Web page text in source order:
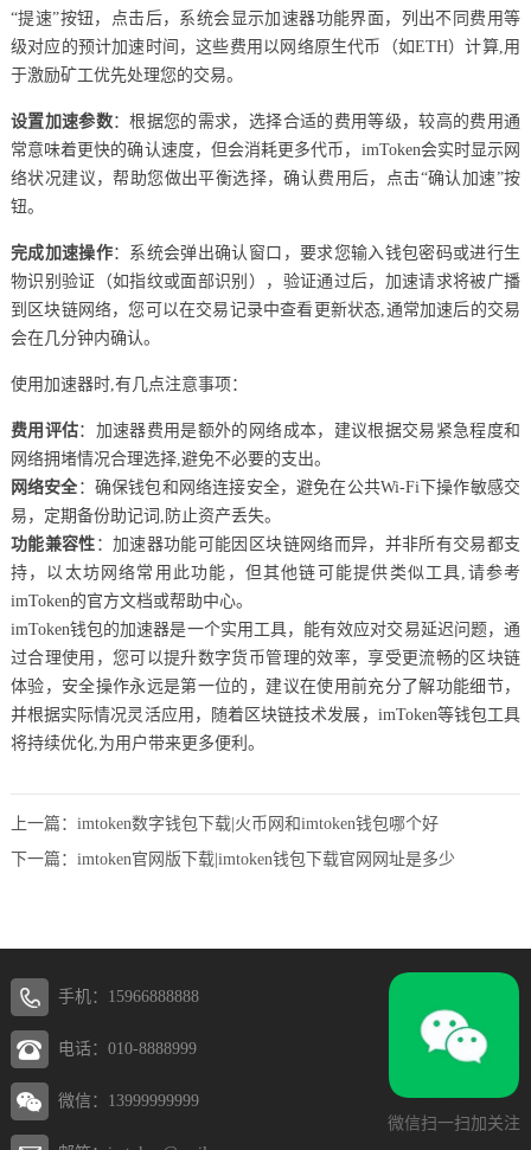
“提速”按钮，点击后，系统会显示加速器功能界面，列出不同费用等
级对应的预计加速时间，这些费用以网络原生代币（如ETH）计算,用
于激励矿工优先处理您的交易。
设置加速参数：根据您的需求，选择合适的费用等级，较高的费用通
常意味着更快的确认速度，但会消耗更多代币，imToken会实时显示网
络状况建议，帮助您做出平衡选择，确认费用后，点击“确认加速”按
钮。
完成加速操作：系统会弹出确认窗口，要求您输入钱包密码或进行生
物识别验证（如指纹或面部识别），验证通过后，加速请求将被广播
到区块链网络，您可以在交易记录中查看更新状态,通常加速后的交易
会在几分钟内确认。
使用加速器时,有几点注意事项：
费用评估：加速器费用是额外的网络成本，建议根据交易紧急程度和
网络拥堵情况合理选择,避免不必要的支出。
网络安全 ：确保钱包和网络连接安全，避免在公共Wi-Fi下操作敏感交
易，定期备份助记词,防止资产丢失。
功能兼容性 ：加速器功能可能因区块链网络而异，并非所有交易都支
持，以太坊网络常用此功能，但其他链可能提供类似工具,请参考
imToken的官方文档或帮助中心。
imToken钱包的加速器是一个实用工具，能有效应对交易延迟问题，通
过合理使用，您可以提升数字货币管理的效率，享受更流畅的区块链
体验，安全操作永远是第一位的，建议在使用前充分了解功能细节，
并根据实际情况灵活应用，随着区块链技术发展，imToken等钱包工具
将持续优化,为用户带来更多便利。
上一篇： imtoken数字钱包下载|火币网和imtoken钱包哪个好
下一篇： imtoken官网版下载|imtoken钱包下载官网网址是多少
微信扫一扫加关注
手机：15966888888
电话：010-8888999
微信：13999999999